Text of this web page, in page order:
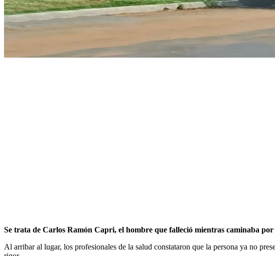
Se trata de Carlos Ramón Capri, el hombre que falleció mientras caminaba
Al arribar al lugar, los profesionales de la salud constataron que la persona ya no